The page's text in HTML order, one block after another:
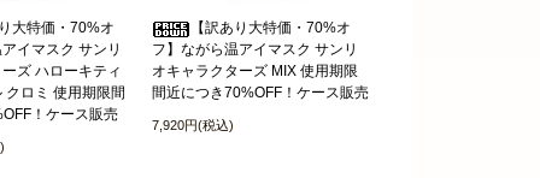
大特価・70%オ
イマスク サンリ
ズ ハローキティ
クロミ 使用期限間
！ケース販売
【訳あり大特価・70%オ
フ】ながら温アイマスク サンリ
オキャラクターズ MIX 使用期限
間近につき70%OFF！ケース販売
7,920円(税込)